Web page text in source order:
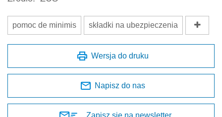
pomoc de minimis składki na ubezpieczenia
Wersja do druku
Napisz do nas